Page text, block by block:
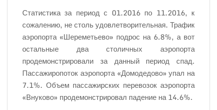
Статистика за период с 01.2016 по 11.2016, к
сожалению, не столь удовлетворительная. Трафик
аэропорта «Шереметьево» подрос на 6.8%, а вот
остальные два столичных аэропорта
продемонстрировали за данный период спад.
Пассажиропоток аэропорта «Домодедово» упал на
7.1%. Объем пассажирских перевозок аэропорта
«Внуково» продемонстрировал падение на 14.6%.